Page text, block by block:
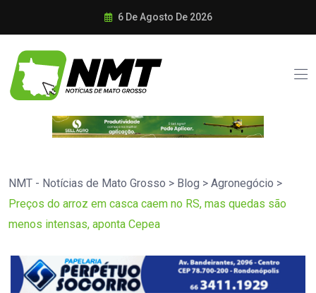
6 De Agosto De 2026
NMT - Notícias de Mato Grosso > Blog > Agronegócio >
Preços do arroz em casca caem no RS, mas quedas são
menos intensas, aponta Cepea